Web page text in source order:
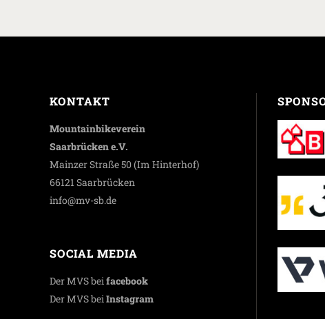
KONTAKT
Mountainbikeverein
Saarbrücken e.V.
Mainzer Straße 50 (Im Hinterhof)
66121 Saarbrücken
info@mv-sb.de
SOCIAL MEDIA
Der MVS beifacebook
Der MVS beiInstagram